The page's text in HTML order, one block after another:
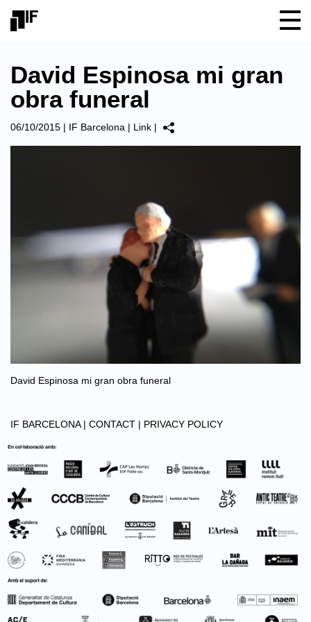
David Espinosa mi gran
obra funeral
06/10/2015 | IF Barcelona | Link |
David Espinosa mi gran obra funeral
IF BARCELONA | CONTACT | PRIVACY POLICY